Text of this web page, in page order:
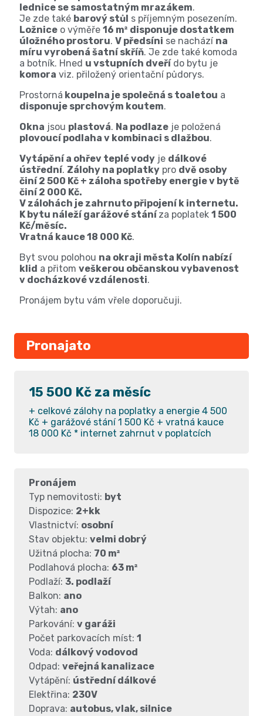
lednice se samostatným mrazákem.
Je zde také barový stůl s příjemným posezením.
Ložnice o výměře 16 m² disponuje dostatkem
úložného prostoru. V předsíni se nachází na
míru vyrobená šatní skříň. Je zde také komoda
a botník. Hned u vstupních dveřído bytu je
komora viz. přiložený orientační půdorys.
Prostorná koupelna je společná s toaletou a
disponuje sprchovým koutem.
Okna jsou plastová. Na podlaze je položená
plovoucí podlaha v kombinaci s dlažbou.
Vytápění a ohřev teplé vody je dálkové
ústřední. Zálohy na poplatky pro dvě osoby
činí 2 500 Kč + záloha spotřeby energie v bytě
činí 2 000 Kč.
V zálohách je zahrnuto připojení k internetu.
K bytu náleží garážové stáníza poplatek 1 500
Kč/měsíc.
Vratná kauce 18 000 Kč.
Byt svou polohou na okraji města Kolín nabízí
klid a přitom veškerou občanskou vybavenost
v docházkové vzdálenosti.
Pronájem bytu vám vřele doporučuji.
Pronajato
15 500 Kč za měsíc
+ celkové zálohy na poplatky a energie 4 500
Kč + garážové stání 1 500 Kč + vratná kauce
18 000 Kč * internet zahrnut v poplatcích
Pronájem
Typ nemovitosti: byt
Dispozice: 2+kk
Vlastnictví: osobní
Stav objektu: velmi dobrý
Užitná plocha: 70 m²
Podlahová plocha: 63 m²
Podlaží: 3. podlaží
Balkon: ano
Výtah: ano
Parkování: v garáži
Počet parkovacích míst: 1
Voda: dálkový vodovod
Odpad: veřejná kanalizace
Vytápění: ústřední dálkové
Elektřina: 230V
Doprava: autobus, vlak, silnice